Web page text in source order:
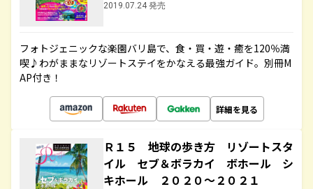
2019.07.24 発売
フォトジェニックな楽園バリ島で、食・買・遊・癒を120％満
喫♪わがままなリゾートステイをかなえる最強ガイド。別冊M
AP付き！
詳細を見る
Ｒ１５ 地球の歩き方 リゾートスタ
イル セブ＆ボラカイ ボホール シ
キホール ２０２０～２０２１